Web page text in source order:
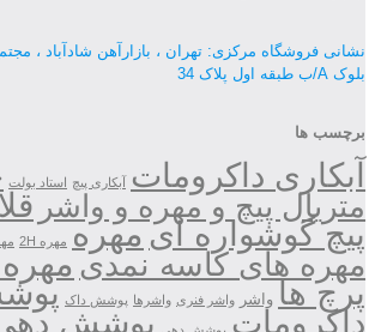
بلوک A/ب طبقه اول پلاک 34
برچسب ها
آبکاری داکرومات آبکاری پیچ استاد بولت
متریال پیچ و مهره و واشر
پیچ گوشواره ایمهره مهره 2H
مهره های کاسه نمدی
پرچ ها واشر واشر فنری واشرها پوشش داک
داکرومات پوشش دهی